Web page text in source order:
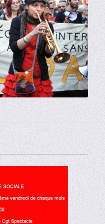
l’austérité
intermittents